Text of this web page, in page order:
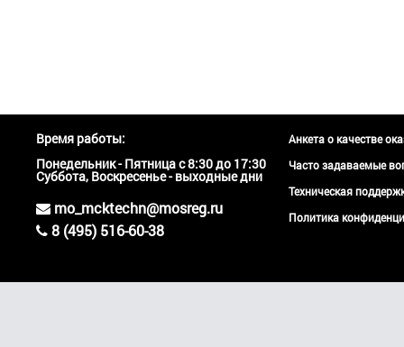
Время работы:
Понедельник - Пятница с 8:30 до 17:30
Суббота, Воскресенье - выходные дни
mo_mcktechn@mosreg.ru
8 (495) 516-60-38
Анкета о качестве
Часто задаваемые
Техническая
Политика